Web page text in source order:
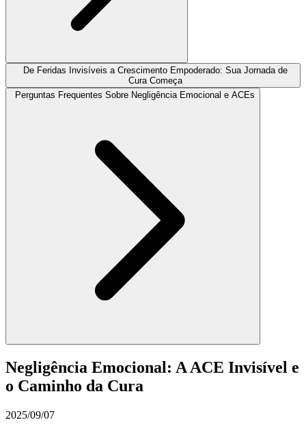
De Feridas Invisíveis a Crescimento Empoderado: Sua Jornada de
Cura Começa
Perguntas Frequentes Sobre Negligência Emocional e ACEs
Negligência Emocional: A ACE Invisível e
o Caminho da Cura
2025/09/07